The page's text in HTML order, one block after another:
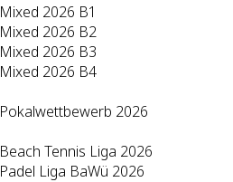
Mixed 2026 B1
Mixed 2026 B2
Mixed 2026 B3
Mixed 2026 B4
Pokalwettbewerb 2026
Beach Tennis Liga 2026
Padel Liga BaWü 2026